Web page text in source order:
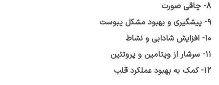
8- چاقی صورت
9- پیشگیری و بهبود مشکل یبوست
10- افزایش شادابی و نشاط
11- سرشار از ویتامین و پروتئین
12- کمک به بهبود عملکرد قلب